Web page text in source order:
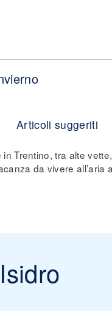
Articoli suggeriti
in Trentino, tra alte
da vivere all’aria